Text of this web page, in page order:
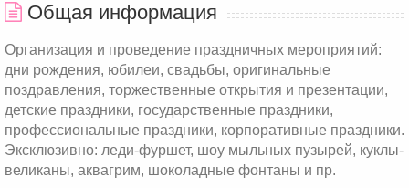
Общая информация
Организация и проведение праздничных мероприятий:
дни рождения, юбилеи, свадьбы, оригинальные
поздравления, торжественные открытия и презентации,
детские праздники, государственные праздники,
профессиональные праздники, корпоративные праздники.
Эксклюзивно: леди-фуршет, шоу мыльных пузырей, куклы-
великаны, аквагрим, шоколадные фонтаны и пр.